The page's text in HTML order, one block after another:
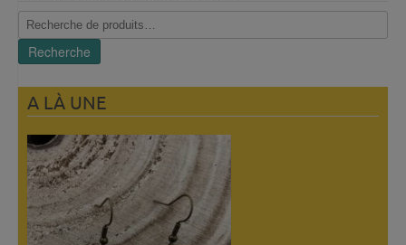
Recherche
pour :
Recherche
A LÀ UNE